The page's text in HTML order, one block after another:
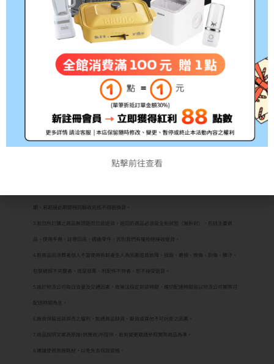
*此為耗材性用品，經拆封後不予退貨(除新品不
良)，拆封前請務必確認清楚型號!!
*出貨時間約3~5個工作天，如遇缺貨將另行通知
1.根據消保法第19條規定，網路購物消費者均享
有商品到貨
品如電腦、印表機、耗材類（碳粉匣、墨水匣、專用紙儲存媒體如光碟片、磁帶）及軟體類等商
品，購買後一經拆封使用或安裝恕不退換，購買前應詳閱原廠之商品規格說明，本公司不接受購
期，若超過此期間視同驗收完成不得退換貨。
3.若您所訂購之商品無問題而您欲退貨，退回的商品必須是全新狀態（無拆封），包括主要商
品、使用手冊、註冊回函、週邊零件，否則我們有權拒絕接收退貨。
4.若商品因消費者個人不當使用拆卸產生人為因素造成故障、損毀、磨損、擦傷、刮傷、髒汙、
包裝破損不完整者，或是發票、附配件不齊者，恕不接受退貨。
5.由於物流公司每日貨量及交通因素，故無法指定到貨時間，確切配達時間皆以物流公司實際可
配送時間為主。
6.廠商保留出貨與否之權利，如遇商品缺貨、斷貨或其他不可抗拒之因素。
7.商品說明文案為原廠(供應商)所提供，若有變更敬請參照實際商品為準。
8.建議使用原廠耗材，以免失去保固資格。
點擊前往查看